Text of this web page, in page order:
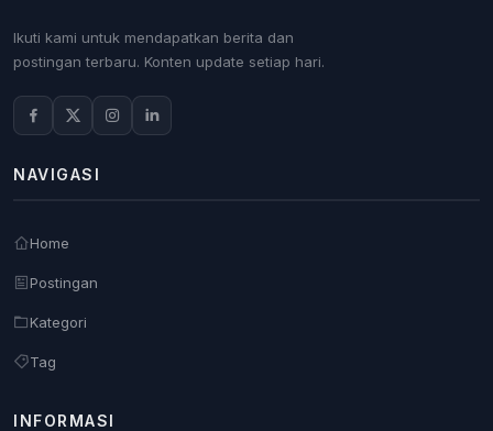
Ikuti kami untuk mendapatkan berita dan
postingan terbaru. Konten update setiap hari.
NAVIGASI
Home
Postingan
Kategori
Tag
INFORMASI